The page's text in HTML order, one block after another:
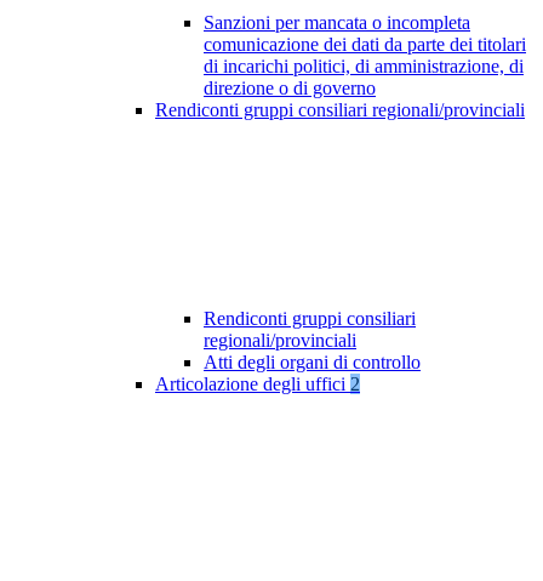
Sanzioni per mancata o incompleta
comunicazione dei dati da parte dei titolari
di incarichi politici, di amministrazione, di
direzione o di governo
Rendiconti gruppi consiliari regionali/provinciali
Rendiconti gruppi consiliari
regionali/provinciali
Atti degli organi di controllo
Articolazione degli uffici 2